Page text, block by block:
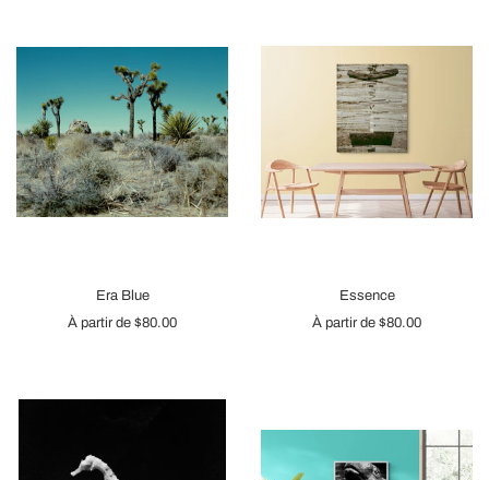
Era Blue
À partir de $80.00
Essence
À partir de $80.00